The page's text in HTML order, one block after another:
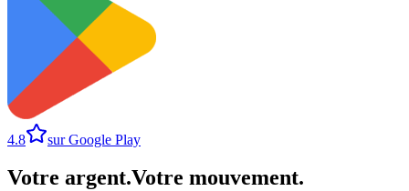
4.8 sur Google Play
Votre argent.Votre mouvement.